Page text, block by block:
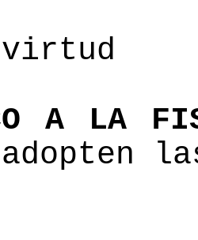
virtud
A LA
adopten